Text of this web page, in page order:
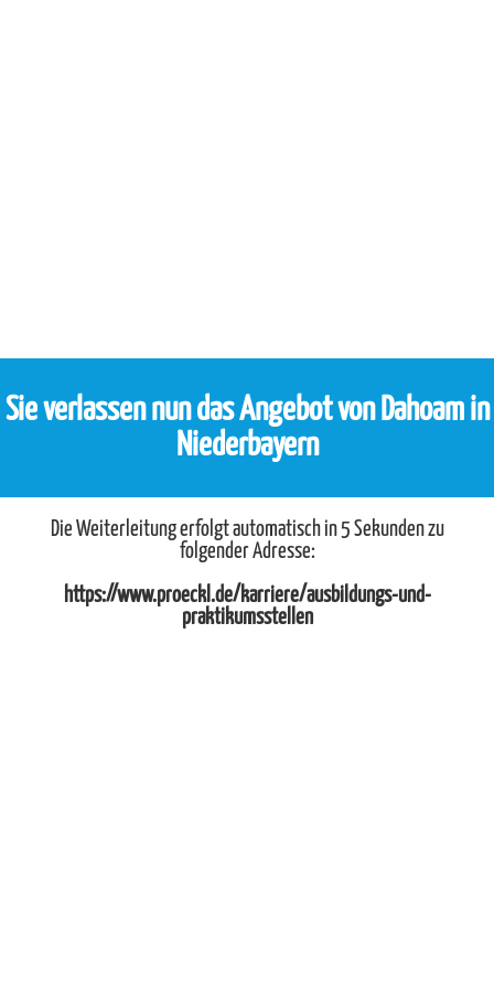
Sie verlassen nun das Angebot von Dahoam in
Niederbayern
Die Weiterleitung erfolgt automatisch in 5 Sekunden zu
folgender Adresse:
https://www.proeckl.de/karriere/ausbildungs-und-
praktikumsstellen